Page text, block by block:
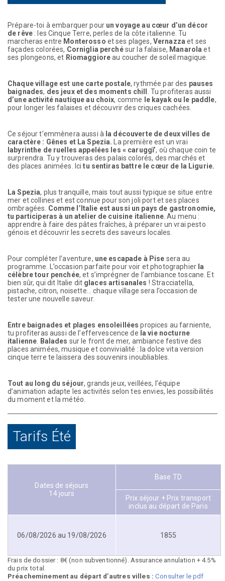
Prépare-toi à embarquer pour un voyage au cœur d’un décor
de rêve: les Cinque Terre, perles de la côte italienne. Tu
marcheras entre Monterosso et ses plages, Vernazza et ses
façades colorées, Corniglia perchésur la falaise, Manarola et
ses plongeons, et Riomaggioreau coucher de soleil magique.
Chaque village est une carte postale, rythmée par des pauses
baignades, des jeux et des moments chill . Tu profiteras aussi
d’une activité nautique au choix, comme le kayak ou le paddle,
pour longer les falaises et découvrir des criques cachées.
Ce séjour t’emmènera aussi à la découverte de deux villes de
caractère : Gênes et La Spezia. La première est un vrai
labyrinthe de ruelles appelées les « caruggï’, où chaque coin te
surprendra. Tu y trouveras des palais colorés, des marchés et
des places animées. Icitu sentiras battre le cœur de la Ligurie.
La Spezia, plus tranquille, mais tout aussi typique se situe entre
mer et collines et est connue pour son joli port et ses places
ombragées. Comme l’Italie est aussi un pays de gastronomie,
tu participeras à un atelier de cuisine italienne. Au menu :
apprendre à faire des pâtes fraîches, à préparer un vrai pesto
génois et découvrir les secrets des saveurs locales.
Pour compléter l’aventure, une escapade à Pise sera au
programme. L’occasion parfaite pour voir et photographier la
célèbre tour penchée, et s’imprégner de l’ambiance toscane. Et
bien sûr, qui dit Italie dit glaces artisanales ! Stracciatella,
pistache, citron, noisette… chaque village sera l’occasion de
tester une nouvelle saveur.
Entre baignades et plages ensoleillées propices au farniente,
tu profiteras aussi de l’effervescence de la vie nocturne
italienne. Balades sur le front de mer, ambiance festive des
places animées, musique et convivialité : la dolce vita version
cinque terre te laissera des souvenirs inoubliables.
Tout au long du séjour, grands jeux, veillées, l’équipe
d’animation adapte les activités selon tes envies, les possibilités
du moment et la météo.
Tarifs Été
Dates de séjours
14 jours
Base TD
Prix séjour + Prix transport
inclus au départ de Paris
06/08/2026 au 19/08/2026 1855
Frais de dossier : 8€ (non subventionné). Assurance annulation + 4.5%
du prix total.
Préacheminement au départ d’autres villes : Consulter le pdf